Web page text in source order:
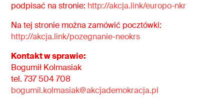
podpisać na stronie: http://akcja.link/europo-nkr
Na tej stronie można zamówić pocztówki:
http://akcja.link/pozegnanie-neokrs
Kontakt w sprawie:
Bogumił Kolmasiak
tel. 737 504 708
bogumil.kolmasiak@akcjademokracja.pl